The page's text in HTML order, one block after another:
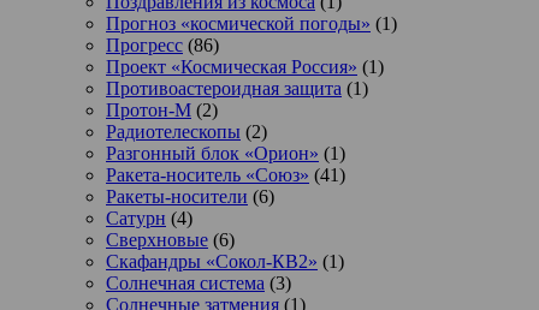
Прогноз «космической погоды» (1)
Прогресс (86)
Проект «Космическая Россия» (1)
Противоастероидная защита (1)
Протон-М (2)
Радиотелескопы (2)
Разгонный блок «Орион» (1)
Ракета-носитель «Союз» (41)
Ракеты-носители (6)
Сатурн (4)
Сверхновые (6)
Скафандры «Сокол-КВ2» (1)
Солнечная система (3)
Солнечные затмения (1)